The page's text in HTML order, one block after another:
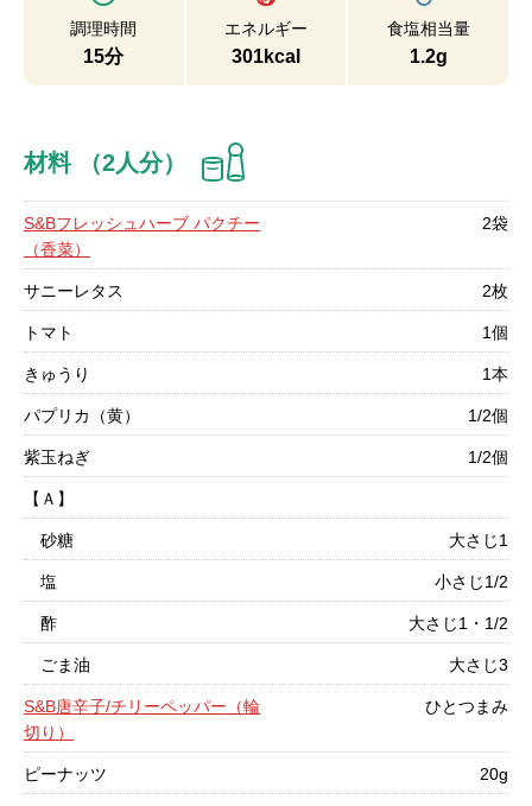
調理時間
15分
エネルギー
301kcal
食塩相当量
1.2g
材料 （2人分）
S&Bフレッシュハーブ パクチー
（香菜）
2袋
サニーレタス 2枚
トマト 1個
きゅうり 1本
パプリカ（黄） 1/2個
紫玉ねぎ 1/2個
【Ａ】
砂糖 大さじ1
塩 小さじ1/2
酢 大さじ1・1/2
ごま油 大さじ3
S&B唐辛子/チリーペッパー（輪
切り）
ひとつまみ
ピーナッツ 20g